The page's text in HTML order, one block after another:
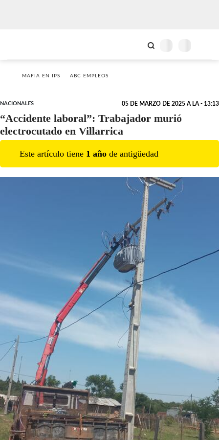
MAFIA EN IPS ABC EMPLEOS
NACIONALES 05 DE MARZO DE 2025 A LA - 13:13
“Accidente laboral”: Trabajador murió
electrocutado en Villarrica
Este artículo tiene 1 año de antigüedad